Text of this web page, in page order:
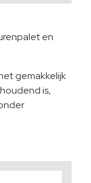
en
gemakkelijk
is,